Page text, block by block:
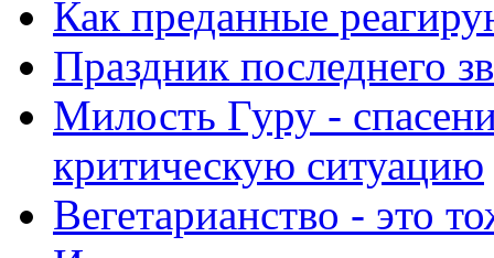
Как преданные
Праздник последнего
Милость Гуру -
критическую ситуацию
Вегетарианство - это